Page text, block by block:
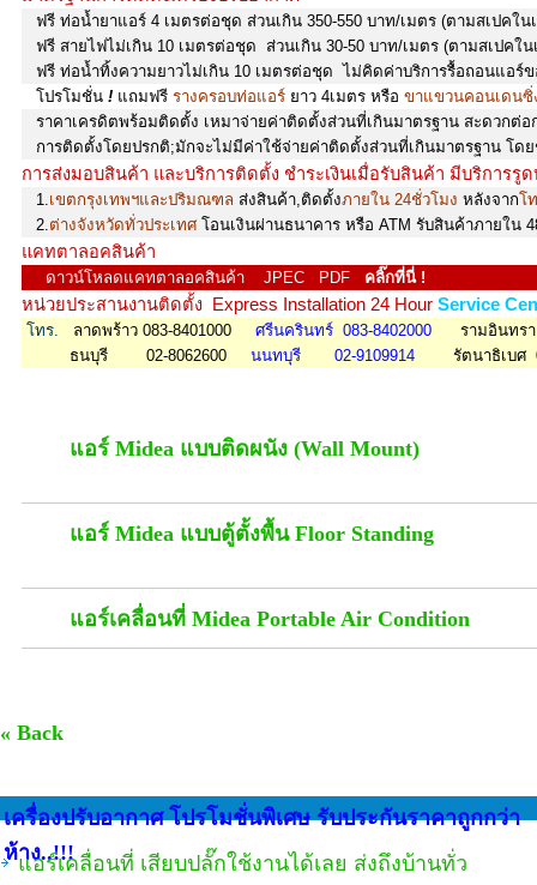
ฟรี ท่อน้ำยาแอร์ 4 เมตรต่อชุด ส่วนเกิน 350-550 บาท/เมตร (ตามสเปคใน
ฟรี สายไฟไม่เกิน 10 เมตรต่อชุด ส่วนเกิน 30-50 บาท/เมตร (ตามสเปคใ
ฟรี ท่อน้ำทิ้งความยาวไม่เกิน 10 เมตรต่อชุด ไม่คิดค่าบริการรื้อถอนแอร์
โปรโมชั่น! แถมฟรี รางครอบท่อแอร์ ยาว 4เมตร หรือ ขาแขวนคอนเดนซิ่
ราคาเครดิตพร้อมติดตั้ง เหมาจ่ายค่าติดตั้งส่วนที่เกินมาตรฐาน สะดวกต่อ
การติดตั้งโดยปรกติ;มักจะไม่มีค่าใช้จ่ายค่าติดตั้งส่วนที่เกินมาตรฐาน โด
การส่งมอบสินค้า และบริการติดตั้ง ชำระเงินเมื่อรับสินค้า มีบริการรู
1.เขตกรุงเทพฯและปริมณฑล ส่งสินค้า,ติดตั้งภายใน 24ชั่วโมง หลังจากโ
2.ต่างจังหวัดทั่วประเทศ โอนเงินผ่านธนาคาร หรือ ATM รับสินค้าภายใน
แคทตาลอคสินค้า
ดาวน์โหลดแคทตาลอคสินค้า JPEC PDF คลิ๊กที่นี่ !
หน่วยประสานงานติดตั้ง Express Installation 24 Hour Service
โทร. ลาดพร้าว 083-8401000 ศรีนครินทร์ 083-8402000รามอินทรา
ธนบุรี 02-8062600
นนทบุรี 02-9109914 รัตนาธิเบศ
แอร์ Midea แบบติดผนัง (Wall Mount)
แอร์ Midea แบบตู้ตั้งพื้น Floor Standing
แอร์เคลื่อนที่ Midea Portable Air Condition
« Back
เครื่องปรับอากาศ โปรโมชั่นพิเศษ รับประกันราคาถูกกว่า
ห้าง..!!!
แอร์เคลื่อนที่ เสียบปลั๊กใช้งานได้เลย ส่งถึงบ้านทั่ว